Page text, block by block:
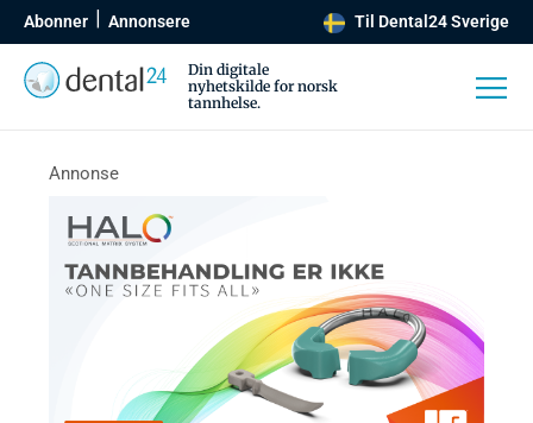
Abonner Annonsere Til Dental24 Sverige
Din digitale
nyhetskilde for norsk
tannhelse.